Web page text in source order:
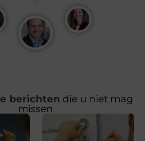
berichten die u niet mag
missen